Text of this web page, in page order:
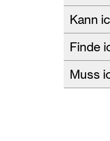
Kann
Finde
Muss